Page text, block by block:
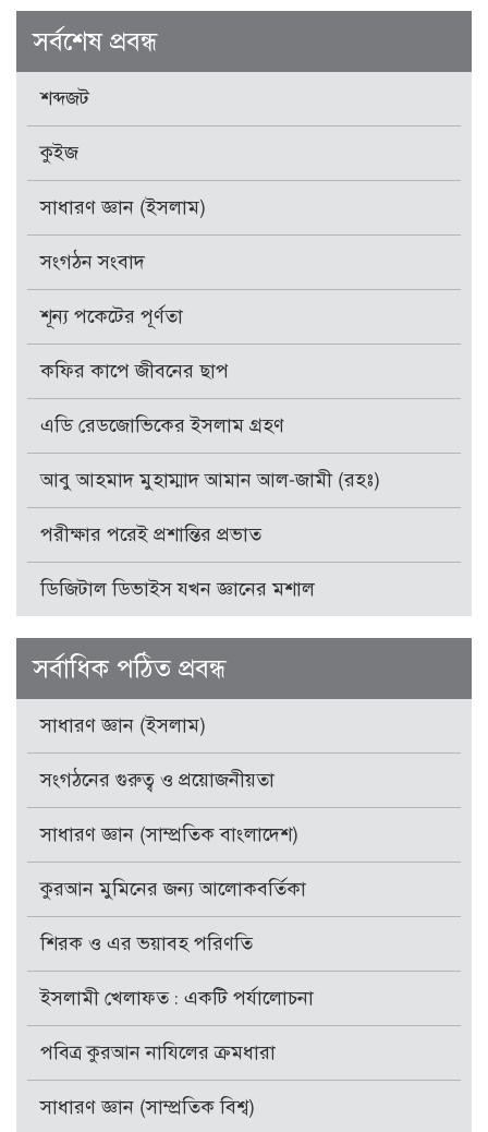
সর্বশেষ প্রবন্ধ
শব্দজট
কুইজ
সাধারণ জ্ঞান (ইসলাম)
সংগঠন সংবাদ
শূন্য পকেটের পূর্ণতা
কফির কাপে জীবনের ছাপ
এডি রেডজোভিকের ইসলাম গ্রহণ
আবু আহমাদ মুহাম্মাদ আমান আল-জামী (রহঃ)
পরীক্ষার পরেই প্রশান্তির প্রভাত
ডিজিটাল ডিভাইস যখন জ্ঞানের মশাল
সর্বাধিক পঠিত প্রবন্ধ
সাধারণ জ্ঞান (ইসলাম)
সংগঠনের গুরুত্ব ও প্রয়োজনীয়তা
সাধারণ জ্ঞান (সাম্প্রতিক বাংলাদেশ)
কুরআন মুমিনের জন্য আলোকবর্তিকা
শিরক ও এর ভয়াবহ পরিণতি
ইসলামী খেলাফত : একটি পর্যালোচনা
পবিত্র কুরআন নাযিলের ক্রমধারা
সাধারণ জ্ঞান (সাম্প্রতিক বিশ্ব)